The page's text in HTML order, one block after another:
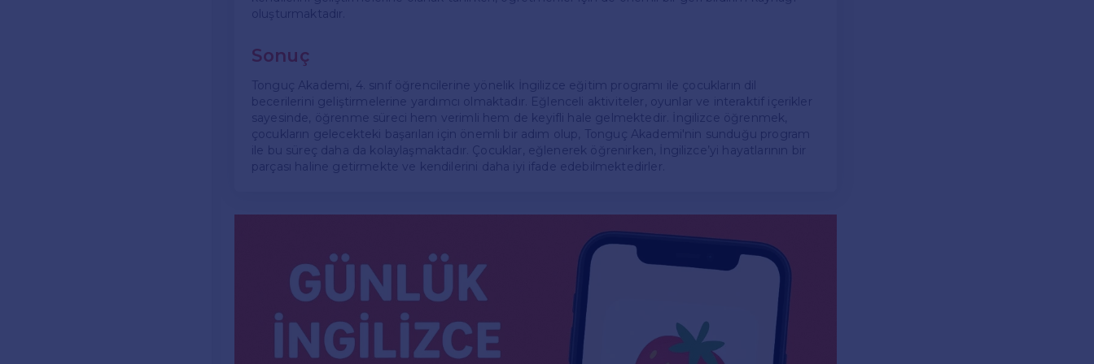
oluşturmaktadır.
Sonuç
Tonguç Akademi, 4. sınıf öğrencilerine yönelik İngilizce eğitim programı ile çocukların dil
becerilerini geliştirmelerine yardımcı olmaktadır. Eğlenceli aktiviteler, oyunlar ve interaktif içerikler
sayesinde, öğrenme süreci hem verimli hem de keyifli hale gelmektedir. İngilizce öğrenmek,
çocukların gelecekteki başarıları için önemli bir adım olup, Tonguç Akademi'nin sunduğu program
ile bu süreç daha da kolaylaşmaktadır. Çocuklar, eğlenerek öğrenirken, İngilizce’yi hayatlarının bir
parçası haline getirmekte ve kendilerini daha iyi ifade edebilmektedirler.